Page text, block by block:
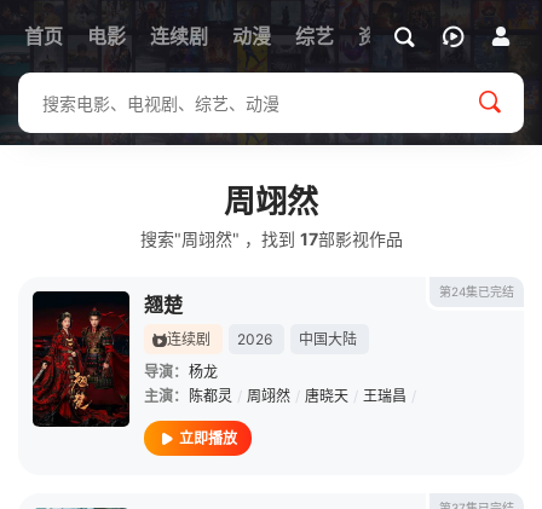
首页 电影 连续剧 动漫 综艺 资讯
周翊然
搜索"周翊然" ，找到 17部影视作品
第24集已完结
翘楚
连续剧 2026
中国大陆
导演： 杨龙
主演：
陈都灵 / 周翊然 / 唐晓天 / 王瑞昌 /
立即播放